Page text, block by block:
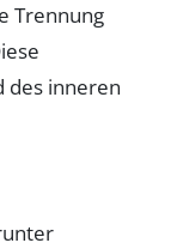
Trennung
des inneren